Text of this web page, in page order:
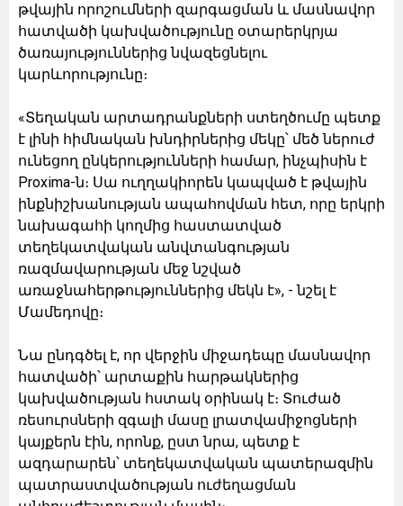
թվային որոշումների զարգացման և մասնավոր
հատվածի կախվածությունը օտարերկրյա
ծառայություններից նվազեցնելու
կարևորությունը։
«Տեղական արտադրանքների ստեղծումը պետք
է լինի հիմնական խնդիրներից մեկը՝ մեծ ներուժ
ունեցող ընկերությունների համար, ինչպիսին է
Proxima-ն։ Սա ուղղակիորեն կապված է թվային
ինքնիշխանության ապահովման հետ, որը երկրի
նախագահի կողմից հաստատված
տեղեկատվական անվտանգության
ռազմավարության մեջ նշված
առաջնահերթություններից մեկն է», - նշել է
Մամեդովը։
Նա ընդգծել է, որ վերջին միջադեպը մասնավոր
հատվածի՝ արտաքին հարթակներից
կախվածության հստակ օրինակ է։ Տուժած
ռեսուրսների զգալի մասը լրատվամիջոցների
կայքերն էին, որոնք, ըստ նրա, պետք է
ազդարարեն՝ տեղեկատվական պատերազմին
պատրաստվածության ուժեղացման